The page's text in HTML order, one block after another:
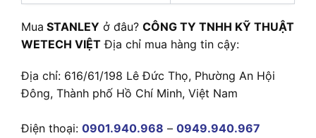
Mua STANLEY ở đâu? CÔNG TY TNHH KỸ THUẬT
WETECH VIỆT Địa chỉ mua hàng tin cậy:
Địa chỉ: 616/61/198 Lê Đức Thọ, Phường An Hội
Đông, Thành phố Hồ Chí Minh, Việt Nam
Điện thoại: 0901.940.968 – 0949.940.967